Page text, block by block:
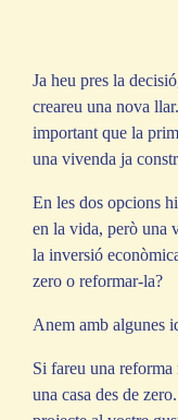
Ja heu pres la
creareu una nova
important que la
una vivenda ja
En les dos opcions
en la vida, però una
la inversió
zero o reformar-la?
Anem amb algunes
Si fareu una
una casa des de